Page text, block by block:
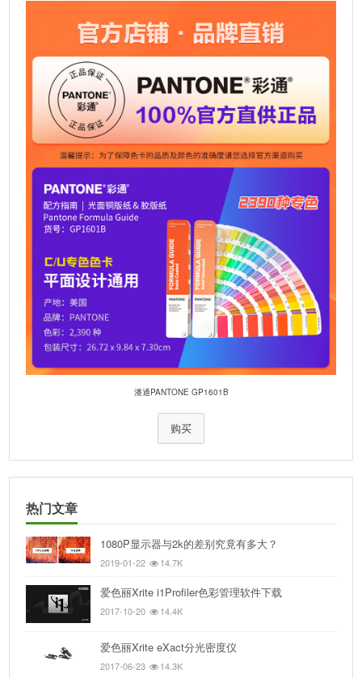
潘通PANTONE GP1601B
购买
热门文章
1080P显示器与2k的差别究竟有多大？
2019-01-22 14.7K
爱色丽Xrite i1Profiler色彩管理软件下载
2017-10-20 14.4K
爱色丽Xrite eXact分光密度仪
2017-06-23 14.3K